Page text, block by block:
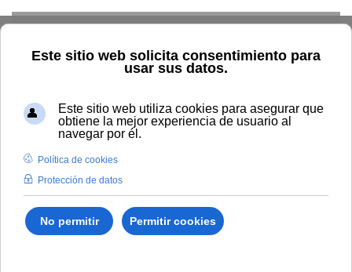
Inicio Vida universitaria
Biblioteca y publicaciones
Publicaciones
Búsqueda por año
iberoamericano
Escenarios y desafíos de